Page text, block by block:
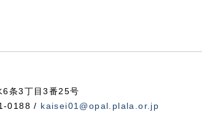
条3丁目3番25号
0188 / kaisei01@opal.plala.or.jp